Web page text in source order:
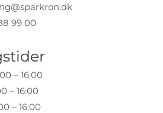
99 00
– 16:00
– 16:00
– 16:00